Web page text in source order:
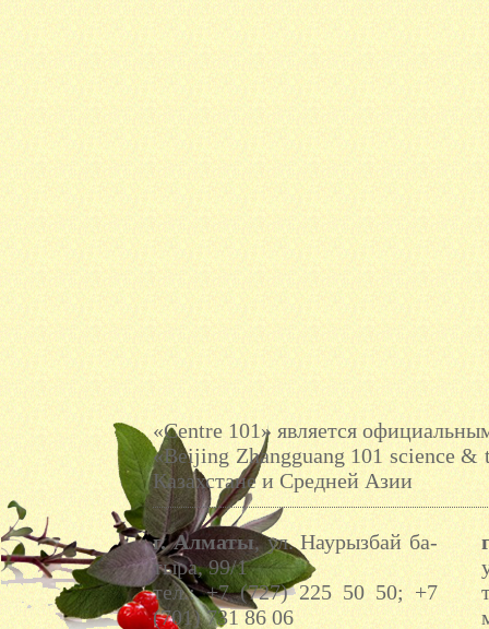
«Centre 101» является
«Beijing Zhangguang 101 science &
Казахстане и Средней Азии
г. Ал­ма­ты, ул. На­урыз­бай ба­
тыра, 99/1
тел.: +7 (727) 225 50 50; +7
(701) 731 86 06